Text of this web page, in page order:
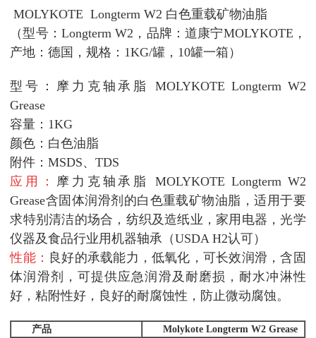
MOLYKOTE Longterm W2 白色重载矿物油脂
（型号：Longterm W2，品牌：道康宁MOLYKOTE，
产地：德国，规格：1KG/罐，10罐一箱）
型号：摩力克轴承脂 MOLYKOTE Longterm W2
Grease
容量：1KG
颜色：白色油脂
附件：MSDS、TDS
应用：
摩力克轴承脂 MOLYKOTE Longterm W2
Grease含固体润滑剂的白色重载矿物油脂，适用于要
求特别清洁的场合，纺织及造纸业，家用电器，光学
仪器及食品行业用机器轴承（USDA H2认可）
性能： 良好的承载能力，低氧化，可长效润滑，含固
体润滑剂，可提供应急润滑及耐磨损，耐水冲淋性
好，粘附性好，良好的耐腐蚀性，防止微动腐蚀。
产品
Molykote Longterm W2 Grease